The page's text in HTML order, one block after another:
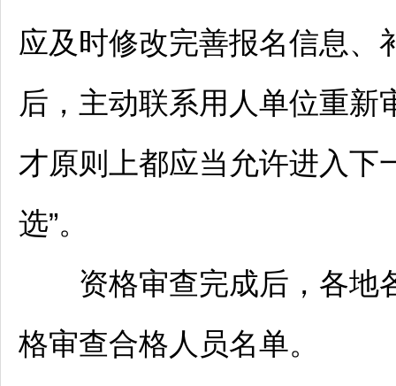
应及时修改完善报名信息、
后，主动联系用人单位重新
才原则上都应当允许进入下
选”。
资格审查完成后，各地
格审查合格人员名单。